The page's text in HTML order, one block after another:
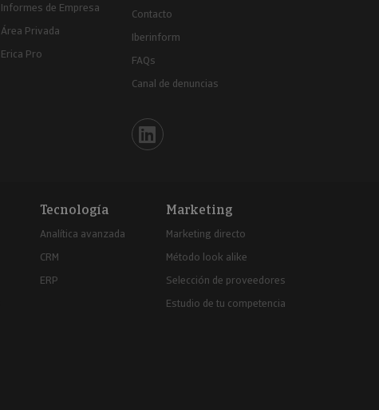
Informes de Empresa
Área Privada
Erica Pro
Contacto
Iberinform
FAQs
Canal de denuncias
Iberinform en Linkedin
Tecnología
Analítica avanzada
CRM
ERP
Marketing
Marketing directo
Método look alike
Selección de proveedores
Estudio de tu competencia